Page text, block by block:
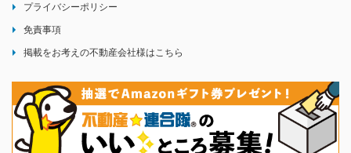
プライバシーポリシー
免責事項
掲載をお考えの不動産会社様はこちら